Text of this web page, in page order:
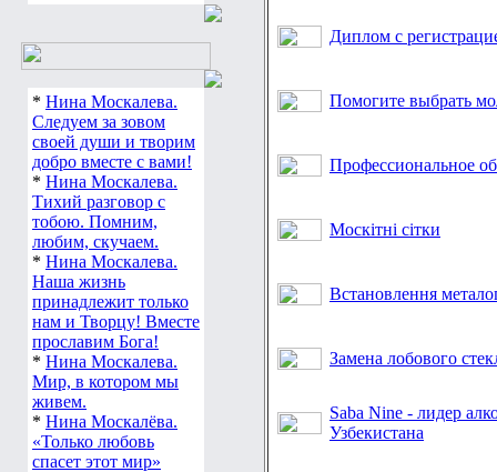
* Нина Москалева.
Следуем за зовом
своей души и творим
добро вместе с вами!
* Нина Москалева.
Тихий разговор с
тобою. Помним,
любим, скучаем.
* Нина Москалева.
Наша жизнь
принадлежит только
нам и Творцу! Вместе
прославим Бога!
* Нина Москалева.
Мир, в котором мы
живем.
* Нина Москалёва.
«Только любовь
спасет этот мир»
Диплом с
Помогите выбрать
Профессиональное
Москітні сітки
Встановлення
Замена лобового
Saba Nine - лидер
Узбекистана